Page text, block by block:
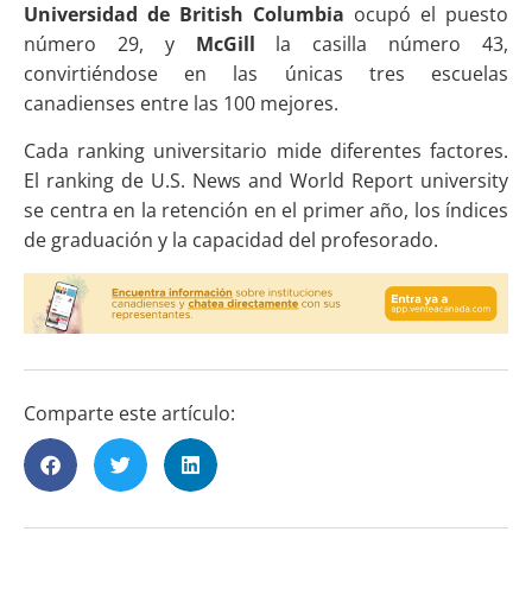
Universidad de British Columbia ocupó el puesto
número 29, yMcGill la casilla número 43,
convirtiéndose en las únicas tres escuelas
canadienses entre las 100 mejores.
Cada ranking universitario mide diferentes factores.
El ranking de U.S. News and World Report university
se centra en la retención en el primer año, los índices
de graduación y la capacidad del profesorado.
Comparte este artículo: